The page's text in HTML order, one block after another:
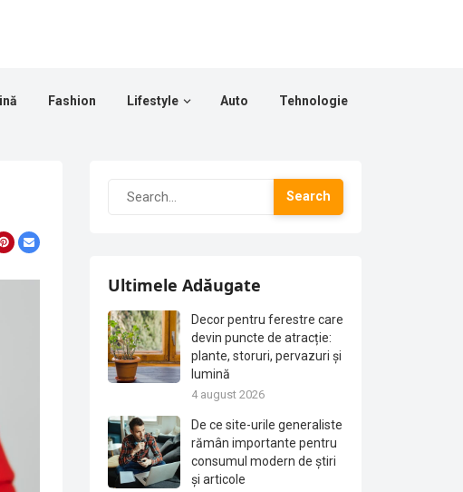
Fashion Lifestyle Auto Tehnologie
Search
Ultimele Adăugate
Decor pentru ferestre care
devin puncte de atracție:
plante, storuri, pervazuri și
lumină
4 august 2026
De ce site-urile generaliste
rămân importante pentru
consumul modern de știri
și articole